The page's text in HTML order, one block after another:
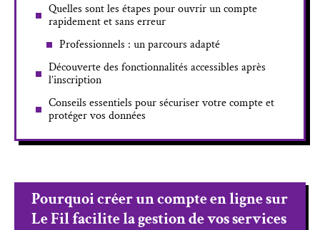
Quelles sont les étapes pour ouvrir un compte
rapidement et sans erreur
Professionnels : un parcours adapté
Découverte des fonctionnalités accessibles après
l’inscription
Conseils essentiels pour sécuriser votre compte et
protéger vos données
Pourquoi créer un compte en ligne sur
Le Fil facilite la gestion de vos services